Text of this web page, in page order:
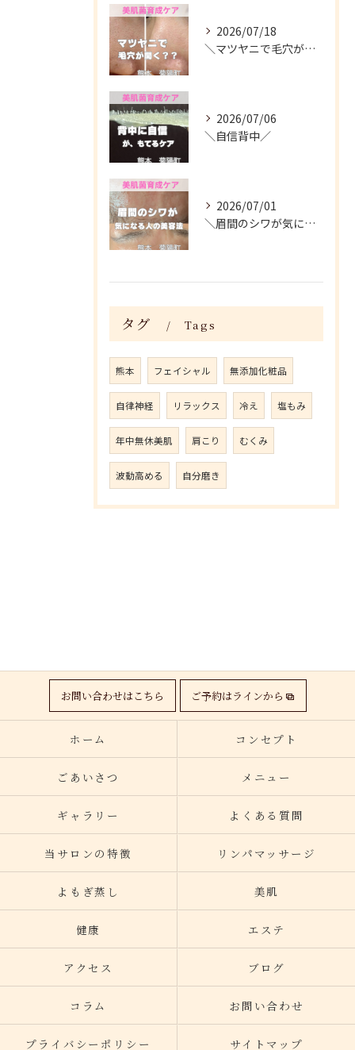
2026/07/18
＼マツヤニで毛穴が開く？／
2026/07/06
＼自信背中／
2026/07/01
＼眉間のシワが気になる人がやってる美容法／
タグ Tags
熊本 フェイシャル 無添加化粧品
自律神経 リラックス 冷え 塩もみ
年中無休美肌 肩こり むくみ
波動高める 自分磨き
お問い合わせはこちら ご予約はラインから
ホーム コンセプト
ごあいさつ メニュー
ギャラリー よくある質問
当サロンの特徴 リンパマッサージ
よもぎ蒸し 美肌
健康 エステ
アクセス ブログ
コラム お問い合わせ
プライバシーポリシー サイトマップ